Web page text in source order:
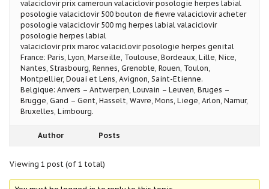
valaciclovir prix cameroun valaciclovir posologie herpes labial
posologie valaciclovir 500 bouton de fievre valaciclovir acheter
posologie valaciclovir 500 mg herpes labial valaciclovir
posologie herpes labial
valaciclovir prix maroc valaciclovir posologie herpes genital
France: Paris, Lyon, Marseille, Toulouse, Bordeaux, Lille, Nice,
Nantes, Strasbourg, Rennes, Grenoble, Rouen, Toulon,
Montpellier, Douai et Lens, Avignon, Saint-Etienne.
Belgique: Anvers – Antwerpen, Louvain – Leuven, Bruges –
Brugge, Gand – Gent, Hasselt, Wavre, Mons, Liege, Arlon, Namur,
Bruxelles, Limbourg.
Author Posts
Viewing 1 post (of 1 total)